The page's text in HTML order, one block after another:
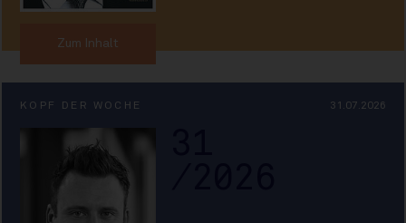
Zum Inhalt
KOPF DER WOCHE 31.07.2026